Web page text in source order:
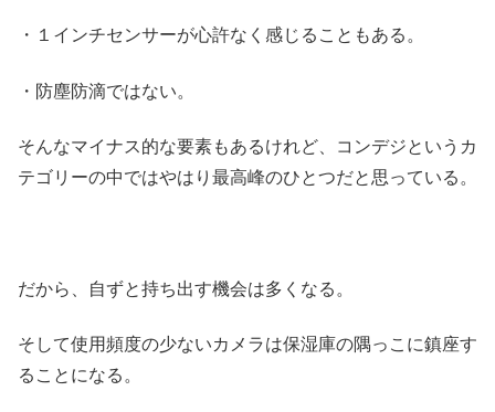
・１インチセンサーが心許なく感じることもある。
・防塵防滴ではない。
そんなマイナス的な要素もあるけれど、コンデジというカ
テゴリーの中ではやはり最高峰のひとつだと思っている。
だから、自ずと持ち出す機会は多くなる。
そして使用頻度の少ないカメラは保湿庫の隅っこに鎮座す
ることになる。